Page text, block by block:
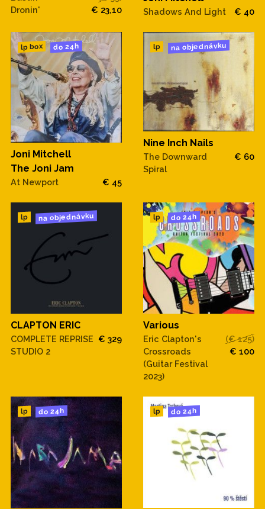
Dronin'
€ 23,10
Shadows And Light € 40
lp box do 24h
Joni Mitchell
The Joni Jam
At Newport € 45
lp na objednávku
Nine Inch Nails
The Downward
Spiral
€ 60
lp na objednávku
CLAPTON ERIC
COMPLETE REPRISE
STUDIO 2
€ 329
lp do 24h
Various
Eric Clapton's
Crossroads
(Guitar Festival
2023)
(€ 125)
€ 100
lp do 24h lp do 24h